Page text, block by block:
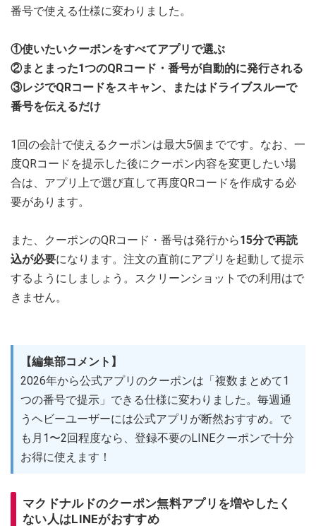
番号で使える仕様に変わりました。
①使いたいクーポンをすべてアプリで選ぶ
②まとまった1つのQRコード・番号が自動的に発行される
③レジでQRコードをスキャン、またはドライブスルーで
番号を伝えるだけ
1回の会計で使えるクーポンは最大5個までです。なお、一
度QRコードを提示した後にクーポン内容を変更したい場
合は、アプリ上で選び直して再度QRコードを作成する必
要があります。
また、クーポンのQRコード・番号は発行から15分で再読
込が必要になります。注文の直前にアプリを起動して提示
するようにしましょう。スクリーンショットでの利用はで
きません。
【編集部コメント】
2026年から公式アプリのクーポンは「複数まとめて1
つの番号で提示」できる仕様に変わりました。毎週通
うヘビーユーザーには公式アプリが断然おすすめ。で
も月1〜2回程度なら、登録不要のLINEクーポンで十分
お得に使えます！
マクドナルドのクーポン無料アプリを増やしたく
ない人はLINEがおすすめ